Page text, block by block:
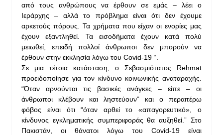
από τους ανθρώπους να έρθουν σε εμάς – λέει ο
Ιεράρχης – αλλά το πρόβλημα είναι ότι δεν έχουμε
αρκετούς πόρους. Τα χρήματα που είχαν οι ενορίες μας
έχουν εξαντληθεί. Τα εισοδήματα έχουν κατά πολύ
μειωθεί, επειδή πολλοί άνθρωποι δεν μπορούν να
έρθουν στην εκκλησία λόγω του Covid-19 “.
Σε μια τέτοια κατάσταση, ο Σεβασμιότατος Rehmat
προειδοποίησε για τον κίνδυνο κοινωνικής αναταραχής.
“Όταν αρνούνται τις βασικές ανάγκες – είπε – οι
άνθρωποι κλέβουν και ληστεύουν” και ο περαιτέρω
φόβος είναι ότι “όταν αρθεί το «απαγορευτικό», ο
κίνδυνος εγκληματικής συμπεριφοράς θα αυξηθεί.” Στο
Πακιστάν, οι θάνατοι λόγω του Covid-19 είναι